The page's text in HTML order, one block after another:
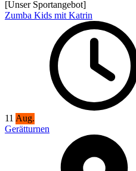
[Unser Sportangebot]
Zumba Kids mit Katrin
11 Aug.
Gerätturnen